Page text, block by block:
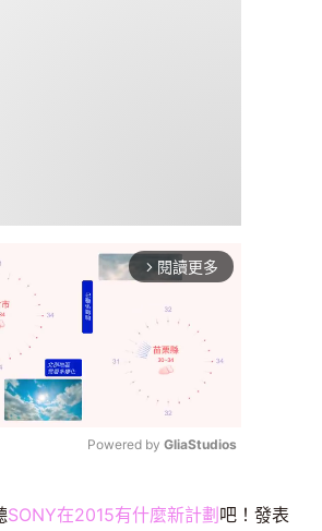
arrow_forward_ios 閱讀更多
Powered by GliaStudios
SONY在2015有什麼新計劃吧！發表